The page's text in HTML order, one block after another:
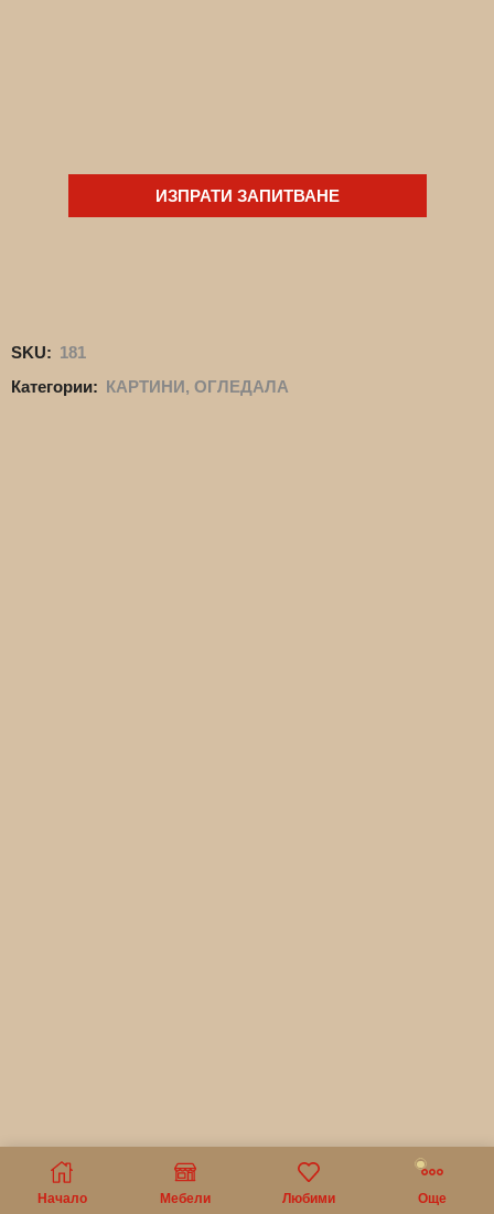
ИЗПРАТИ ЗАПИТВАНЕ
SKU: 181
Категории:
КАРТИНИ, ОГЛЕДАЛА
Начало Мебели Любими Още